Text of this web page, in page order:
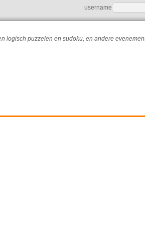
username
logisch puzzelen en sudoku, en andere